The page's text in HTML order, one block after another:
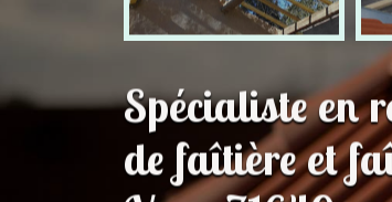
Spécialiste en
de faîtière et